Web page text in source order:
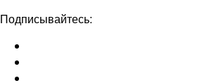
Подписывайтесь: